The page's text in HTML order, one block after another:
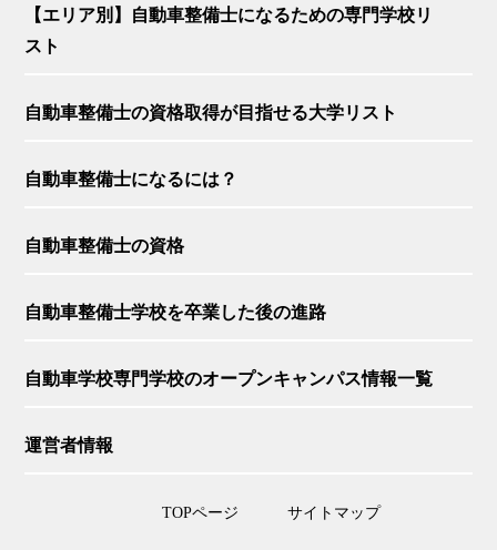
【エリア別】自動車整備士になるための専門学校リ
スト
自動車整備士の資格取得が目指せる大学リスト
自動車整備士になるには？
自動車整備士の資格
自動車整備士学校を卒業した後の進路
自動車学校専門学校のオープンキャンパス情報一覧
運営者情報
TOPページ サイトマップ